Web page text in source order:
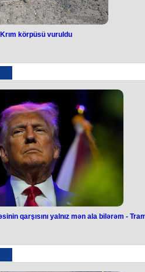
Çonqarski və Geniçesk körpülərinə
zərbələri endirilib.
məlumatı təsdiqləyib. Ordunun Strateji
kanalında bu barədə məlumat yayılıb.
Müdafiə Qüvvələri işğalçıların iki
və Geniyski avtomobil körpülərini
kanalda qeyd olunur.
Krım körpüsü vuruldu
mən ala bilərəm -
Tramp
qarşısını yalnız mən ala bilərəm -